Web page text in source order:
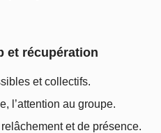
et récupération
et collectifs.
l’attention au groupe.
et de présence.